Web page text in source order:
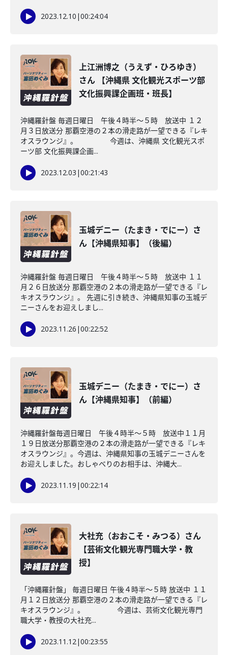
2023.12.10 |00:24:04
上江洲博之（うえず・ひろゆき）
さん 【沖縄県 文化観光スポーツ部
文化振興課企画班・班長】
沖縄羅針盤 毎週日曜日 午後４時半～５時 放送中 １２
月３日放送分 那覇空港の２本の滑走路が一望できる『レキ
オスラウンジ』。 今週は、沖縄県 文化観光スポ
ーツ部 文化振興課企画...
2023.12.03 |00:21:43
玉城デニー（たまき・でにー）さ
ん【沖縄県知事】（後編）
沖縄羅針盤 毎週日曜日 午後４時半～５時 放送中 １１
月２６日放送分 那覇空港の２本の滑走路が一望できる『レ
キオスラウンジ』。 先週に引き続き、沖縄県知事の玉城デ
ニーさんをお迎えしまし...
2023.11.26 |00:22:52
玉城デニー（たまき・でにー）さ
ん【沖縄県知事】（前編）
沖縄羅針盤毎週日曜日 午後４時半～５時 放送中１１月
１９日放送分那覇空港の２本の滑走路が一望できる『レキ
オスラウンジ』。今週は、沖縄県知事の玉城デニーさんを
お迎えしました。おしゃべりのお相手は、沖縄大...
2023.11.19 |00:22:14
大社充（おおこそ・みつる）さん
【芸術文化観光専門職大学・教
授】
「沖縄羅針盤」 毎週日曜日 午後４時半～５時 放送中 １１
月１２日放送分 那覇空港の２本の滑走路が一望できる『レ
キオスラウンジ』。 今週は、芸術文化観光専門
職大学・教授の大社充...
2023.11.12|00:23:55